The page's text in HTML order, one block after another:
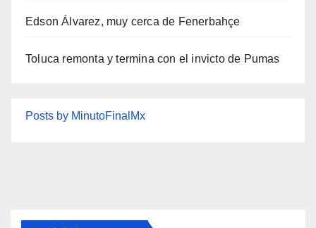
Edson Álvarez, muy cerca de Fenerbahçe
Toluca remonta y termina con el invicto de Pumas
Posts by MinutoFinalMx